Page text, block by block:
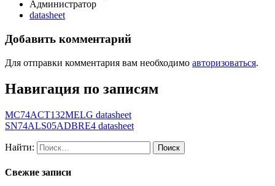
Администратор
datasheet
Добавить комментарий
Для отправки комментария вам необходимо авторизоваться.
Навигация по записям
MC74ACT132MELG datasheet
SN74ALS05ADBRE4 datasheet
Найти:
Свежие записи